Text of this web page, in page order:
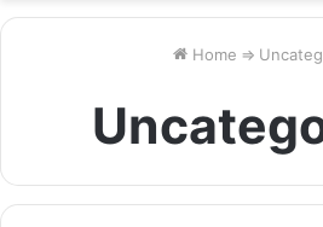
Home ⇒